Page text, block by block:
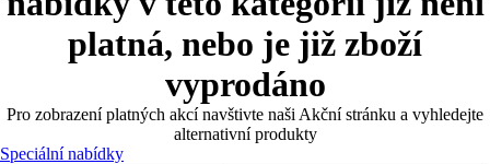
platná, nebo je již zboží
vyprodáno
Pro zobrazení platných akcí navštivte naši Akční stránku a vyhledejte
alternativní produkty
Speciální nabídky